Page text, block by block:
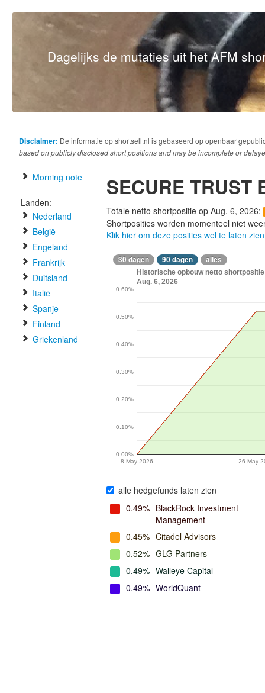
Dagelijks de mutaties uit het AFM
Disclaimer: De informatie op shortsell.nl is gebaseerd op openbaar
based on publicly disclosed short positions and may be incomplete or
Morning note
Landen:
Nederland
België
Engeland
Frankrijk
Duitsland
Italië
Spanje
Finland
Griekenland
SECURE TRUST
Totale netto shortpositie op Aug. 6, 2026:
Shortposities worden momenteel niet
Klik hier om deze posities wel te laten zien
30 dagen 90 dagen alles
Historische opbouw netto
Aug. 6, 2026
8 May 2026 26 May
0.00%
0.10%
0.20%
0.30%
0.40%
0.50%
0.60%
alle hedgefunds laten zien
0.49% BlackRock Investment
Management
0.45% Citadel Advisors
0.52% GLG Partners
0.49% Walleye Capital
0.49% WorldQuant